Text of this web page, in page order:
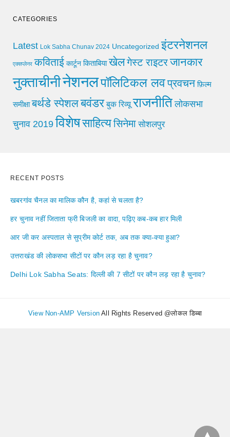
CATEGORIES
Latest Lok Sabha Chunav 2024 Uncategorized इंटरनेशनल
एक्सप्लेनर कविताई कार्टून किताबिया खेलगेस्ट राइटरजानकार
नुक्ताचीनीनेशनलपॉलिटिकल लवप्रवचन फ़िल्म
समीक्षा बर्थडे स्पेशलबवंडर बुक रिव्यू राजनीति लोकसभा
चुनाव 2019 विशेषसाहित्यसिनेमा सोशलपुर
RECENT POSTS
खबरगांव चैनल का मालिक कौन है, कहां से चलता है?
हर चुनाव नहीं जिताता फ्री बिजली का वादा, पढ़िए कब-कब हार मिली
आर जी कर अस्पताल से सुप्रीम कोर्ट तक, अब तक क्या-क्या हुआ?
उत्तराखंड की लोकसभा सीटों पर कौन लड़ रहा है चुनाव?
Delhi Lok Sabha Seats: दिल्ली की 7 सीटों पर कौन लड़ रहा है चुनाव?
View Non-AMP Version All Rights Reserved @लोकल डिब्बा